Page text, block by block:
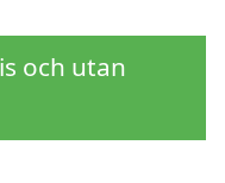
och utan